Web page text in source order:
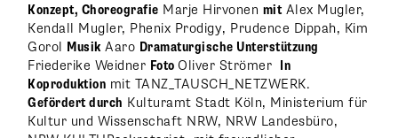
Konzept, Choreografie Marje Hirvonen mit Alex Mugler,
Kendall Mugler, Phenix Prodigy, Prudence Dippah, Kim
Gorol MusikAaro Dramaturgische Unterstützung
Friederike Weidner FotoOliver Strömer In
Koproduktion mit TANZ_TAUSCH_NETZWERK.
Gefördert durch Kulturamt Stadt Köln, Ministerium für
Kultur und Wissenschaft NRW, NRW Landesbüro,